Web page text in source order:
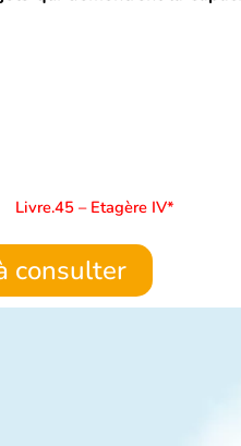
Livre.45 – Etagère IV*
consulter